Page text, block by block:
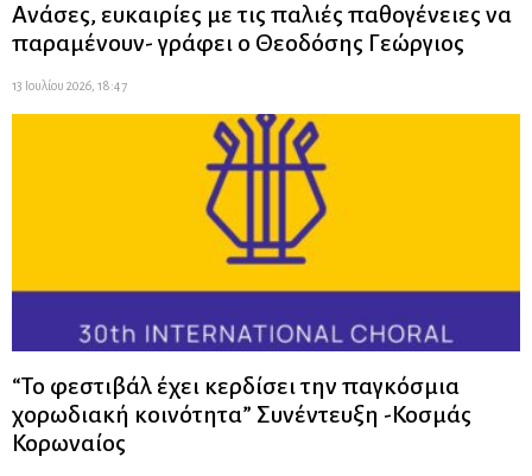
Ανάσες, ευκαιρίες με τις παλιές παθογένειες να
παραμένουν- γράφει ο Θεοδόσης Γεώργιος
13 Ιουλίου 2026, 18:47
“Το φεστιβάλ έχει κερδίσει την παγκόσμια
χορωδιακή κοινότητα” Συνέντευξη -Κοσμάς
Κορωναίος